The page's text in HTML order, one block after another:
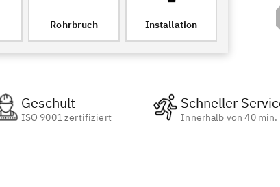
Rohrbruch Installation
Geschult
ISO 9001 zertifiziert
Schneller
Innerhalb von 40 min.